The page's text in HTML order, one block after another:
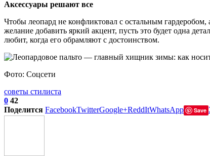
Аксессуары решают все
Чтобы леопард не конфликтовал с остальным
желание добавить яркий акцент, пусть это будет одна
любит, когда его обрамляют с достоинством.
Фото: Соцсети
советы стилиста
0 42
Поделится FacebookTwitterGoogle+ReddItWhatsApp Save